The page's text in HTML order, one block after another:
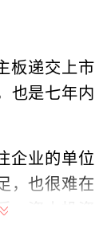
板递交上市
也是七年内
企业的单位
，也很难在
资本投资